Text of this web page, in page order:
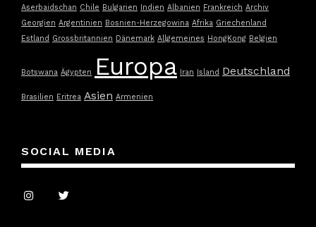
Aserbaidschan Chile Bulgarien Indien Albanien Frankreich Archiv
Georgien Argentinien Bosnien-Herzegowina Afrika Griechenland
Estland Grossbritannien Dänemark Allgemeines HongKong Belgien
Botswana Ägypten Europa Iran Island Deutschland
Brasilien Eritrea Asien Armenien
SOCIAL MEDIA